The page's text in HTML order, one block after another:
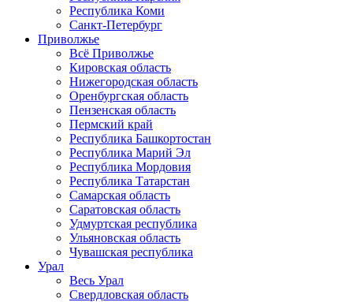
Республика Коми
Санкт-Петербург
Приволжье
Всё Приволжье
Кировская область
Нижегородская область
Оренбургская область
Пензенская область
Пермский край
Республика Башкортостан
Республика Марий Эл
Республика Мордовия
Республика Татарстан
Самарская область
Саратовская область
Удмуртская республика
Ульяновская область
Чувашская республика
Урал
Весь Урал
Свердловская область